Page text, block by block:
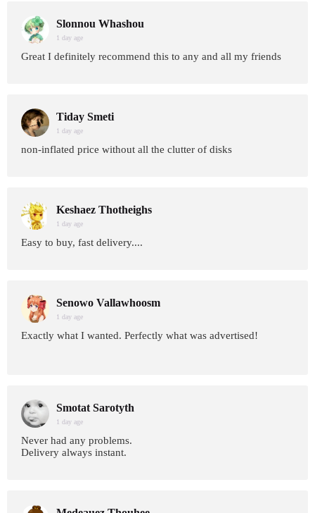
Slonnou Whashou
1 day age
Great I definitely recommend this to any and all my friends
Tiday Smeti
1 day age
non-inflated price without all the clutter of disks
Keshaez Thotheighs
1 day age
Easy to buy, fast delivery....
Senowo Vallawhoosm
1 day age
Exactly what I wanted. Perfectly what was advertised!
Smotat Sarotyth
1 day age
Never had any problems.
Delivery always instant.